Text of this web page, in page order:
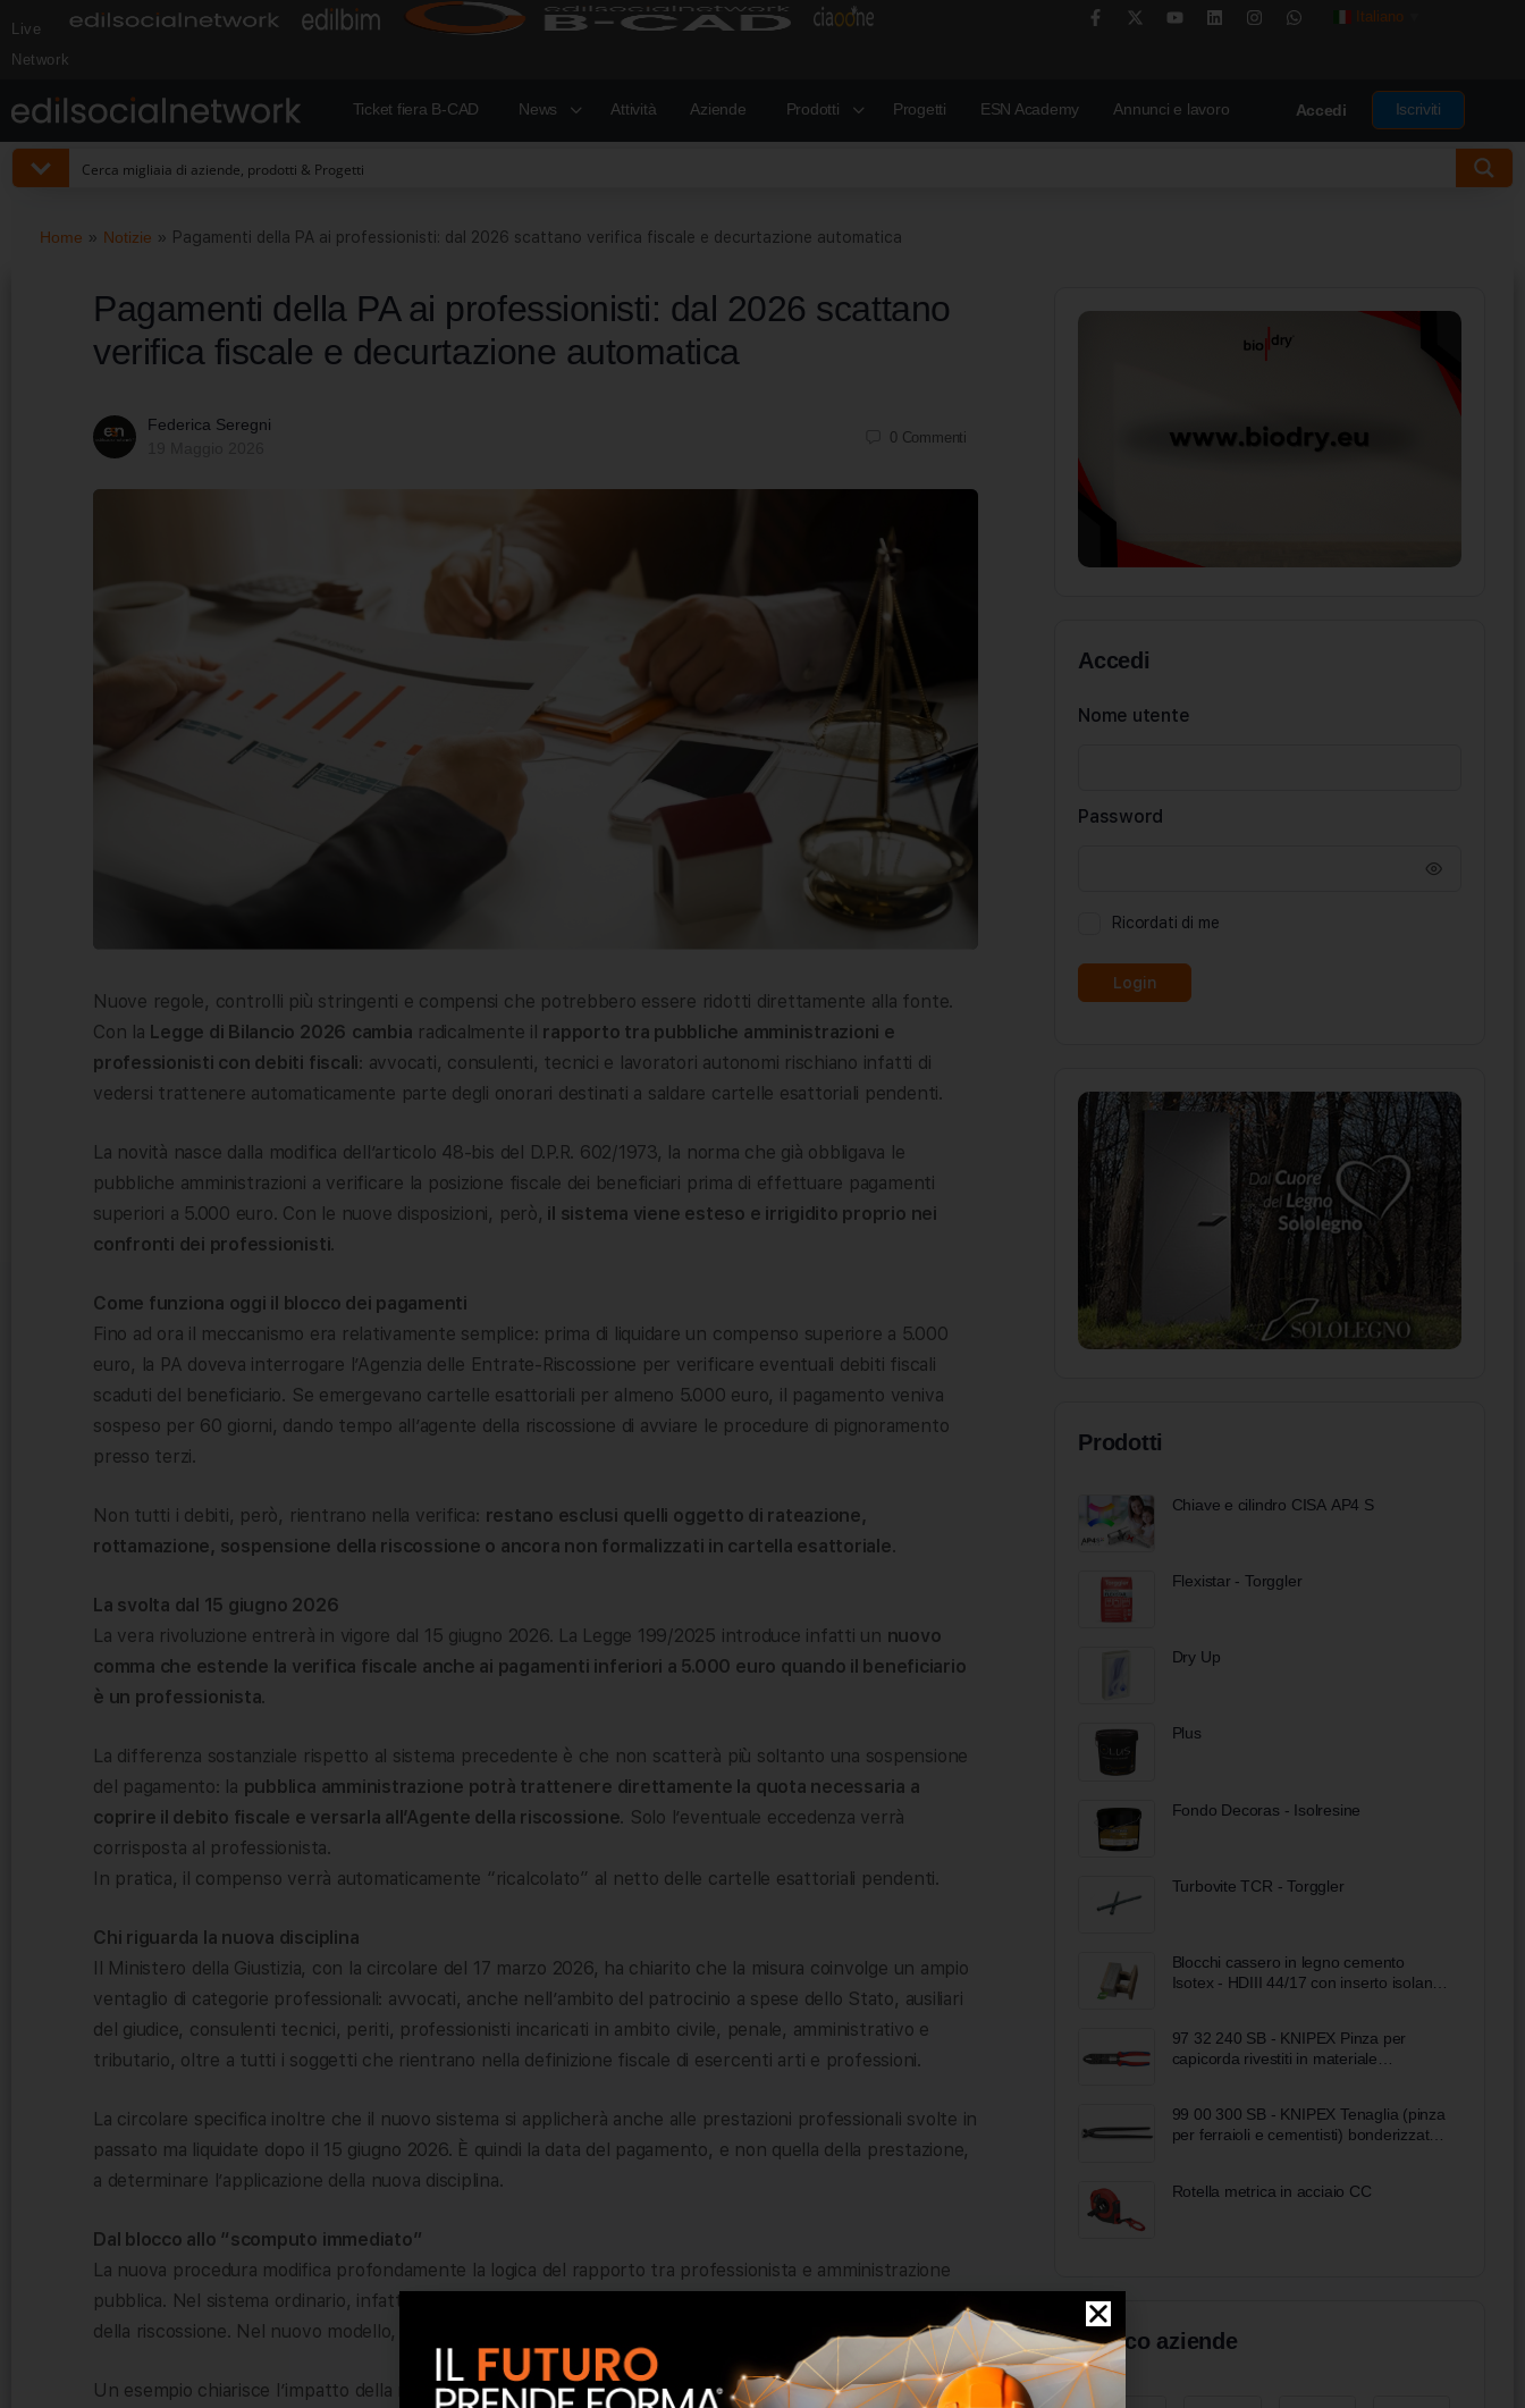
Live
Network
Italiano
Ticket fiera B-CAD News Attività Aziende Prodotti Progetti ESN Academy Annunci e lavoro Accedi Iscriviti
Home » Notizie » Pagamenti della PA ai professionisti: dal 2026 scattano verifica fiscale e decurtazione automatica
Pagamenti della PA ai professionisti: dal 2026 scattano
verifica fiscale e decurtazione automatica
Federica Seregni
0 Commenti
Nuove regole, controlli più stringenti e compensi che potrebbero essere ridotti direttamente alla fonte.
Con la Legge di Bilancio 2026 cambia radicalmente il rapporto tra pubbliche amministrazioni e
professionisti con debiti fiscali: avvocati, consulenti, tecnici e lavoratori autonomi rischiano infatti di
vedersi trattenere automaticamente parte degli onorari destinati a saldare cartelle esattoriali pendenti.
La novità nasce dalla modifica dell’articolo 48-bis del D.P.R. 602/1973, la norma che già obbligava le
pubbliche amministrazioni a verificare la posizione fiscale dei beneficiari prima di effettuare pagamenti
superiori a 5.000 euro. Con le nuove disposizioni, però, il sistema viene esteso e irrigidito proprio nei
confronti dei professionisti.
Come funziona oggi il blocco dei pagamenti
Fino ad ora il meccanismo era relativamente semplice: prima di liquidare un compenso superiore a 5.000
euro, la PA doveva interrogare l’Agenzia delle Entrate-Riscossione per verificare eventuali debiti fiscali
scaduti del beneficiario. Se emergevano cartelle esattoriali per almeno 5.000 euro, il pagamento veniva
sospeso per 60 giorni, dando tempo all’agente della riscossione di avviare le procedure di pignoramento
presso terzi.
Non tutti i debiti, però, rientrano nella verifica: restano esclusi quelli oggetto di rateazione,
rottamazione, sospensione della riscossione o ancora non formalizzati in cartella esattoriale.
La svolta dal 15 giugno 2026
La vera rivoluzione entrerà in vigore dal 15 giugno 2026. La Legge 199/2025 introduce infatti un nuovo
comma che estende la verifica fiscale anche ai pagamenti inferiori a 5.000 euro quando il beneficiario
è un professionista.
La differenza sostanziale rispetto al sistema precedente è che non scatterà più soltanto una sospensione
del pagamento: la pubblica amministrazione potrà trattenere direttamente la quota necessaria a
coprire il debito fiscale e versarla all’Agente della riscossione. Solo l’eventuale eccedenza verrà
corrisposta al professionista.
In pratica, il compenso verrà automaticamente “ricalcolato” al netto delle cartelle esattoriali pendenti.
Chi riguarda la nuova disciplina
Il Ministero della Giustizia, con la circolare del 17 marzo 2026, ha chiarito che la misura coinvolge un ampio
ventaglio di categorie professionali: avvocati, anche nell’ambito del patrocinio a spese dello Stato, ausiliari
del giudice, consulenti tecnici, periti, professionisti incaricati in ambito civile, penale, amministrativo e
tributario, oltre a tutti i soggetti che rientrano nella definizione fiscale di esercenti arti e professioni.
La circolare specifica inoltre che il nuovo sistema si applicherà anche alle prestazioni professionali svolte in
passato ma liquidate dopo il 15 giugno 2026. È quindi la data del pagamento, e non quella della prestazione,
a determinare l’applicazione della nuova disciplina.
Dal blocco allo “scomputo immediato”
La nuova procedura modifica profondamente la logica del rapporto tra professionista e amministrazione
pubblica. Nel sistema ordinario, infatti, il pagamento veniva sospeso in attesa delle iniziative dell’Agente
della riscossione. Nel nuovo modello, invece,
Un esempio chiarisce l’impatto della misura: se un professionista deve ricevere un compenso di 3.000 euro
Accedi
Nome utente
Password
Ricordati di me
Prodotti
Chiave e cilindro CISA AP4 S
Flexistar - Torggler
Dry Up
Plus
Fondo Decoras - Isolresine
Turbovite TCR - Torggler
Blocchi cassero in legno cemento
Isotex - HDIII 44/17 con inserto isolante
97 32 240 SB - KNIPEX Pinza per
capicorda rivestiti in materiale
99 00 300 SB - KNIPEX Tenaglia (pinza
per ferraioli e cementisti) bonderizzata
Rotella metrica in acciaio CC
Elenco aziende